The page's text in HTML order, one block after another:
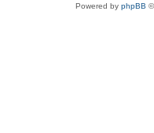
Powered by phpBB